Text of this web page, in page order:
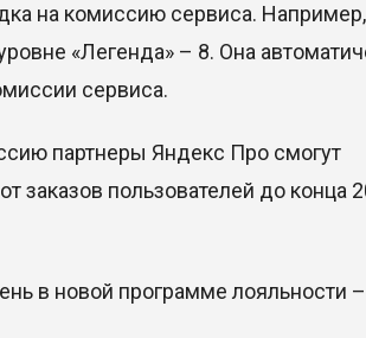
на комиссию сервиса.
«Легенда» – 8. Она
сервиса.
партнеры Яндекс Про смогут
заказов пользователей до конца
в новой программе лояльности